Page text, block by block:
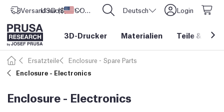
Versand nach Vereinigte Staaten
USD ($) CORE One L: Jetzt auf Lager! Deutsch Login
3D-Drucker Materialien Teile &
Ersatzteile
Enclosure - Spare Parts
Enclosure - Electronics
Enclosure - Electronics